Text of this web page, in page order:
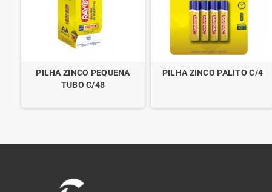
PILHA ZINCO PEQUENA
TUBO C/48
PILHA ZINCO PALITO C/4